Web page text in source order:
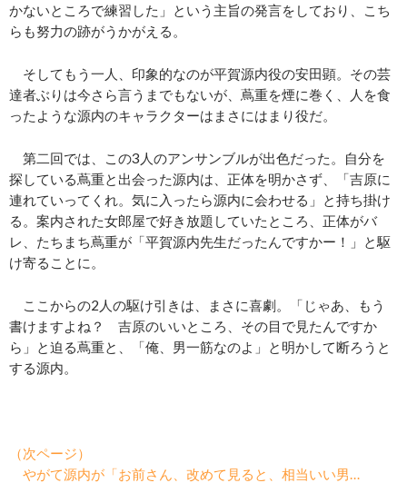
かないところで練習した」という主旨の発言をしており、こち
らも努力の跡がうかがえる。
そしてもう一人、印象的なのが平賀源内役の安田顕。その芸
達者ぶりは今さら言うまでもないが、蔦重を煙に巻く、人を食
ったような源内のキャラクターはまさにはまり役だ。
第二回では、この3人のアンサンブルが出色だった。自分を
探している蔦重と出会った源内は、正体を明かさず、「吉原に
連れていってくれ。気に入ったら源内に会わせる」と持ち掛け
る。案内された女郎屋で好き放題していたところ、正体がバ
レ、たちまち蔦重が「平賀源内先生だったんですかー！」と駆
け寄ることに。
ここからの2人の駆け引きは、まさに喜劇。「じゃあ、もう
書けますよね？ 吉原のいいところ、その目で見たんですか
ら」と迫る蔦重と、「俺、男一筋なのよ」と明かして断ろうと
する源内。
（次ページ）
やがて源内が「お前さん、改めて見ると、相当いい男…